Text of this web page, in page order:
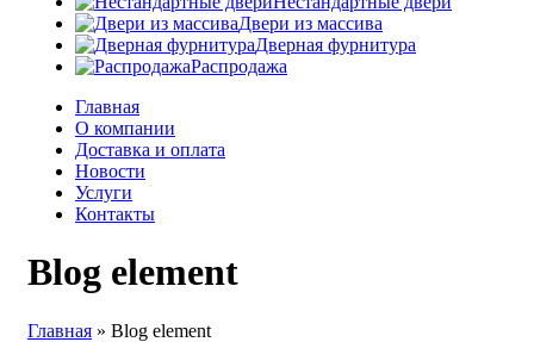
Двери из массива
Дверная фурнитура
Распродажа
Главная
О компании
Доставка и оплата
Новости
Услуги
Контакты
Blog element
Главная » Blog element